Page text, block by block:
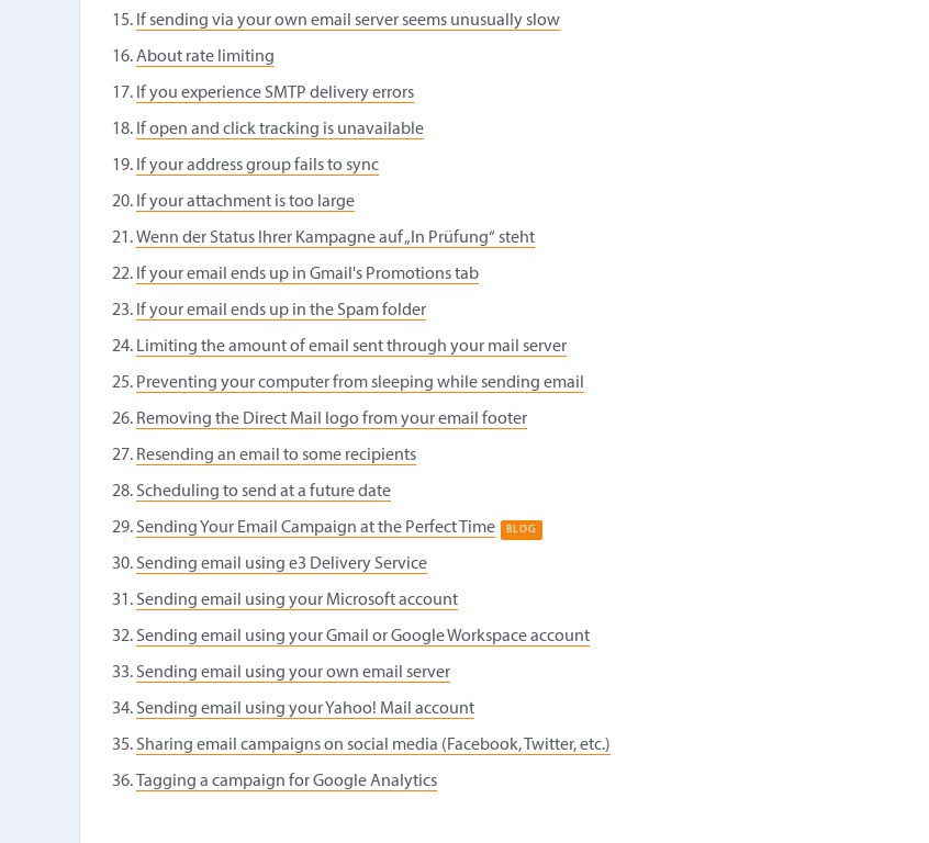
If sending via your own email server seems unusually slow
About rate limiting
If you experience SMTP delivery errors
If open and click tracking is unavailable
If your address group fails to sync
If your attachment is too large
Wenn der Status Ihrer Kampagne auf „In Prüfung“ steht
If your email ends up in Gmail's Promotions tab
If your email ends up in the Spam folder
Limiting the amount of email sent through your mail server
Preventing your computer from sleeping while sending email
Removing the Direct Mail logo from your email footer
Resending an email to some recipients
Scheduling to send at a future date
Sending Your Email Campaign at the Perfect Time BLOG
Sending email using e3 Delivery Service
Sending email using your Microsoft account
Sending email using your Gmail or Google Workspace account
Sending email using your own email server
Sending email using your Yahoo! Mail account
Sharing email campaigns on social media (Facebook, Twitter, etc.)
Tagging a campaign for Google Analytics